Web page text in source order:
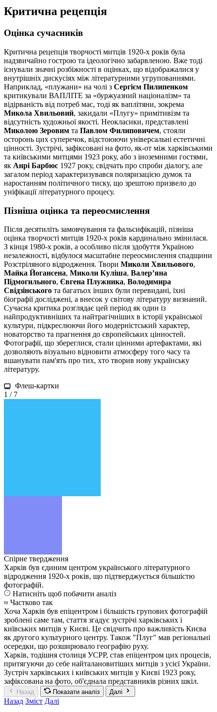
Критична рецепція
Оцінка сучасників
Критична рецепція творчості митців 1920-х років була
надзвичайно гострою та ідеологічно забарвленою. Вже тоді
існували значні розбіжності в оцінках, що відображалися у
внутрішніх дискусіях між літературними угрупованнями.
Наприклад, «плужани» на чолі з Сергієм Пилипенком
критикували ВАПЛІТЕ за «буржуазний націоналізм» та
відірваність від потреб мас, тоді як ваплітяни, зокрема
Микола Хвильовий, закидали «Плугу» примітивізм та
відсутність художньої якості. Неокласики, представлені
Миколою Зеровим та Павлом Филиповичем, стояли
осторонь цих суперечок, відстоюючи універсальні естетичні
цінності. Зустрічі, зафіксовані на фото, як-от між харківськими
та київськими митцями 1923 року, або з іноземними гостями,
як Анрі Барбюс 1927 року, свідчать про спроби діалогу, але
загалом період характеризувався поляризацією думок та
наростанням політичного тиску, що зрештою призвело до
уніфікації літературного процесу.
Пізніша оцінка та переосмислення
Після десятиліть замовчування та фальсифікацій, пізніша
оцінка творчості митців 1920-х років кардинально змінилася.
З кінця 1980-х років, а особливо після здобуття Україною
незалежності, відбулося масштабне переосмислення спадщини
Розстріляного відродження. Твори Миколи Хвильового,
Майка Йогансена, Миколи Куліша, Валер’яна
Підмогильного, Євгена Плужника, Володимира
Свідзінського та багатьох інших були перевидані, їхні
біографії досліджені, а внесок у світову літературу визнаний.
Сучасна критика розглядає цей період як один із
найпродуктивніших та найтрагічніших в історії української
культури, підкреслюючи його модерністський характер,
новаторство та прагнення до європейських цінностей.
Фотографії, що збереглися, стали цінними артефактами, які
дозволяють візуально відновити атмосферу того часу та
вшанувати пам'ять про тих, хто творив нову українську
літературу.
Флеш-картки
1 / 7
Спірне твердження
Харків був єдиним центром українського літературного
відродження 1920-х років, що підтверджується більшістю
фотографій.
Натисніть щоб побачити аналіз
≈ Частково так
Хоча Харків був епіцентром і більшість групових фотографій
зроблені саме там, стаття згадує зустрічі харківських і
київських митців у Києві. Це свідчить про важливість Києва
як другого культурного центру. Також "Плуг" мав регіональні
осередки, що розширювало географію руху.
Харків, тодішня столиця УСРР, став епіцентром цих процесів,
притягуючи до себе найталановитіших митців з усієї України.
Зустріч харківських і київських митців у Києві 1923 року,
зафіксована на фото, об'єднала представників різних шкіл.
Назад Показати аналіз Далі
Назад Зміст Далі